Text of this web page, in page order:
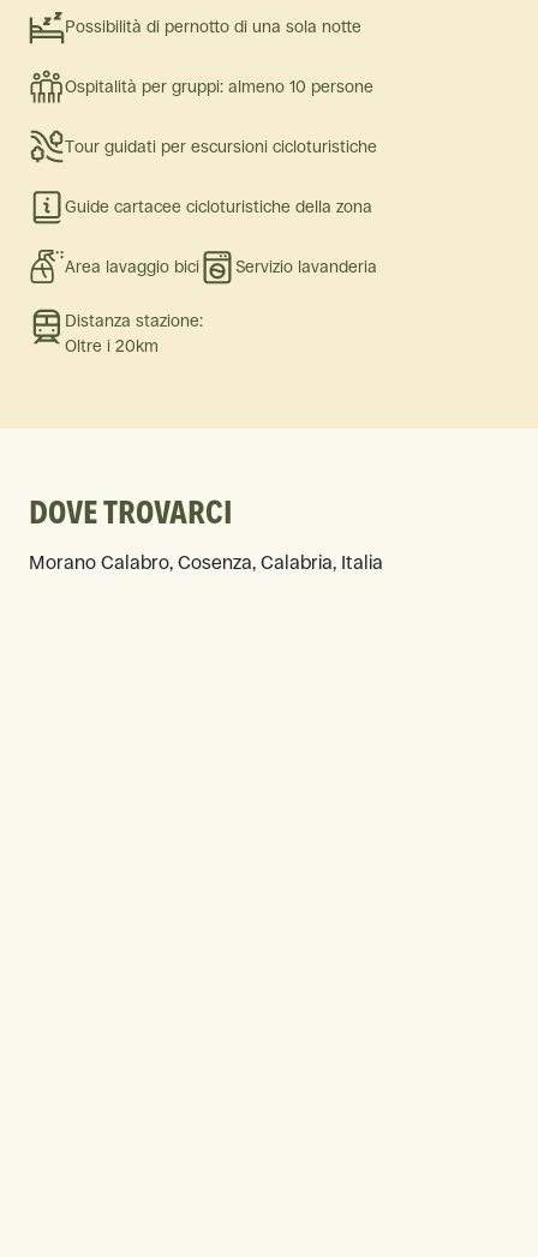
Possibilità di pernotto di una sola notte
Ospitalità per gruppi: almeno 10 persone
Tour guidati per escursioni cicloturistiche
Guide cartacee cicloturistiche della zona
Area lavaggio bici Servizio lavanderia
Distanza stazione:
Oltre i 20km
DOVE TROVARCI
Morano Calabro, Cosenza, Calabria, Italia